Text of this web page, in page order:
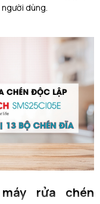
dùng.
rửa chén